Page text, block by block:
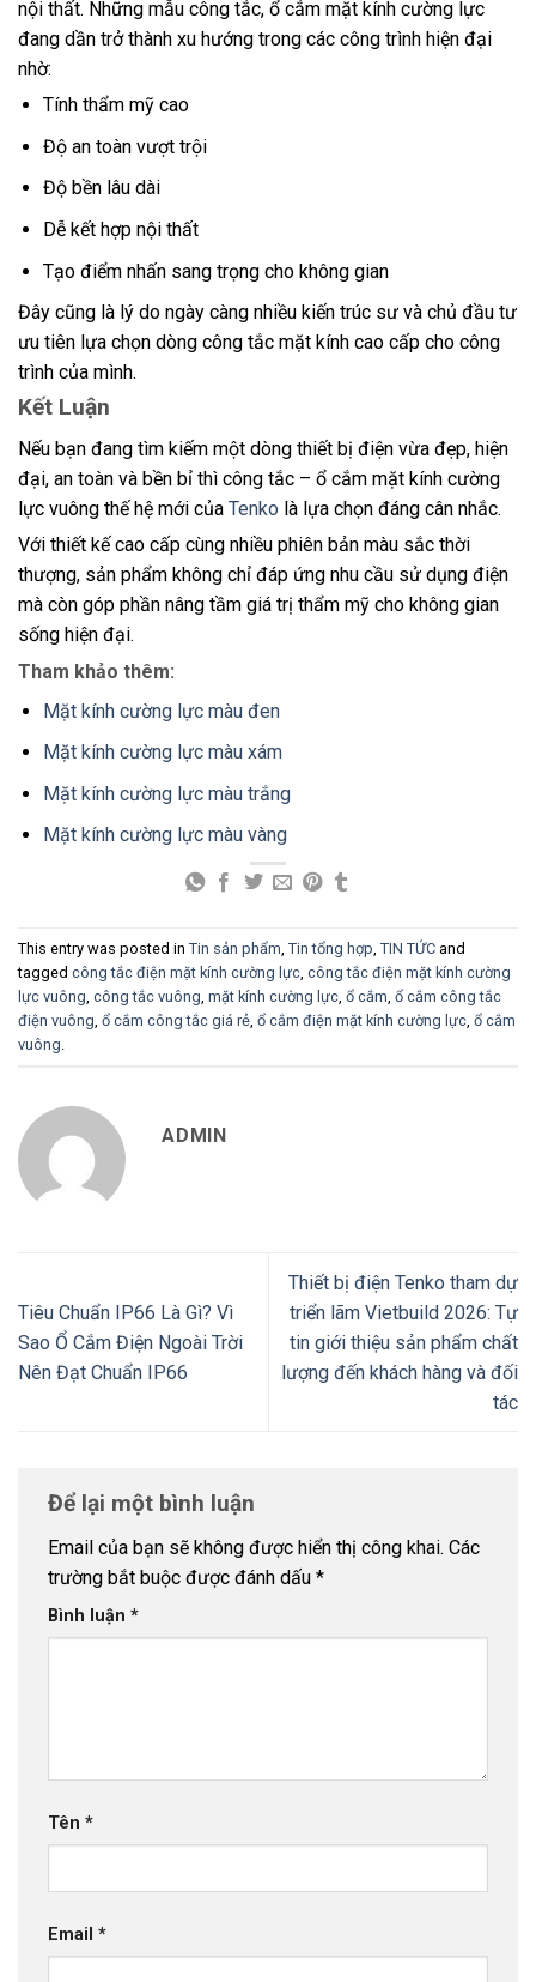
nội thất. Những mẫu công tắc, ổ cắm mặt kính cường lực
đang dần trở thành xu hướng trong các công trình hiện đại
nhờ:
Tính thẩm mỹ cao
Độ an toàn vượt trội
Độ bền lâu dài
Dễ kết hợp nội thất
Tạo điểm nhấn sang trọng cho không gian
Đây cũng là lý do ngày càng nhiều kiến trúc sư và chủ đầu tư
ưu tiên lựa chọn dòng công tắc mặt kính cao cấp cho công
trình của mình.
Kết Luận
Nếu bạn đang tìm kiếm một dòng thiết bị điện vừa đẹp, hiện
đại, an toàn và bền bỉ thì công tắc – ổ cắm mặt kính cường
lực vuông thế hệ mới của Tenko là lựa chọn đáng cân nhắc.
Với thiết kế cao cấp cùng nhiều phiên bản màu sắc thời
thượng, sản phẩm không chỉ đáp ứng nhu cầu sử dụng điện
mà còn góp phần nâng tầm giá trị thẩm mỹ cho không gian
sống hiện đại.
Tham khảo thêm:
Mặt kính cường lực màu đen
Mặt kính cường lực màu xám
Mặt kính cường lực màu trắng
Mặt kính cường lực màu vàng
This entry was posted in Tin sản phẩm Tin tổng hợp TIN TỨC and
tagged công tắc điện mặt kính cường lực công tắc điện mặt kính cường
lực vuông công tắc vuông mặt kính cường lực ổ cắm ổ cắm công tắc
điện vuông ổ cắm công tắc giá rẻ ổ cắm điện mặt kính cường lực ổ cắm
vuông
ADMIN
Tiêu Chuẩn IP66 Là Gì? Vì
Sao Ổ Cắm Điện Ngoài Trời
Nên Đạt Chuẩn IP66
Thiết bị điện Tenko tham dự
triển lãm Vietbuild 2026: Tự
tin giới thiệu sản phẩm chất
lượng đến khách hàng và đối
tác
Để lại một bình luận
Email của bạn sẽ không được hiển thị công khai. Các
trường bắt buộc được đánh dấu *
Bình luận *
Tên *
Email *